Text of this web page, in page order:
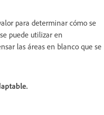
para determinar cómo se
puede utilizar en
las áreas en blanco que se
.